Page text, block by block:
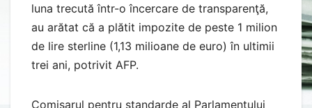
luna trecută într-o încercare de transparenţă,
au arătat că a plătit impozite de peste 1 milion
de lire sterline (1,13 milioane de euro) în ultimii
trei ani, potrivit AFP.
Comisarul pentru standarde al Parlamentului